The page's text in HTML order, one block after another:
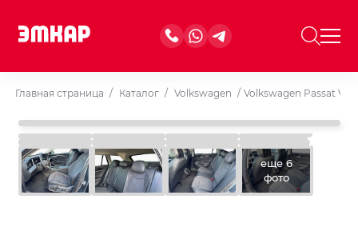
Главная страница / Каталог / Volkswagen / Volkswagen Passat
еще 6
фото